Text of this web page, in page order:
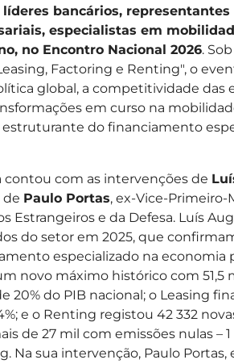
bancários, representantes
especialistas em
no Encontro Nacional 2026.
Factoring e Renting", o
global, a competitividade das
em curso na
do financiamento
contou com as intervenções de
de Paulo Portas, ex-Vice-Primeiro-
Estrangeiros e da Defesa. Luís
do setor em 2025, que
especializado na economia
novo máximo histórico com 51,5
20% do PIB nacional; o Leasing
e o Renting registou 42 332
de 27 mil com emissões nulas
Na sua intervenção, Paulo